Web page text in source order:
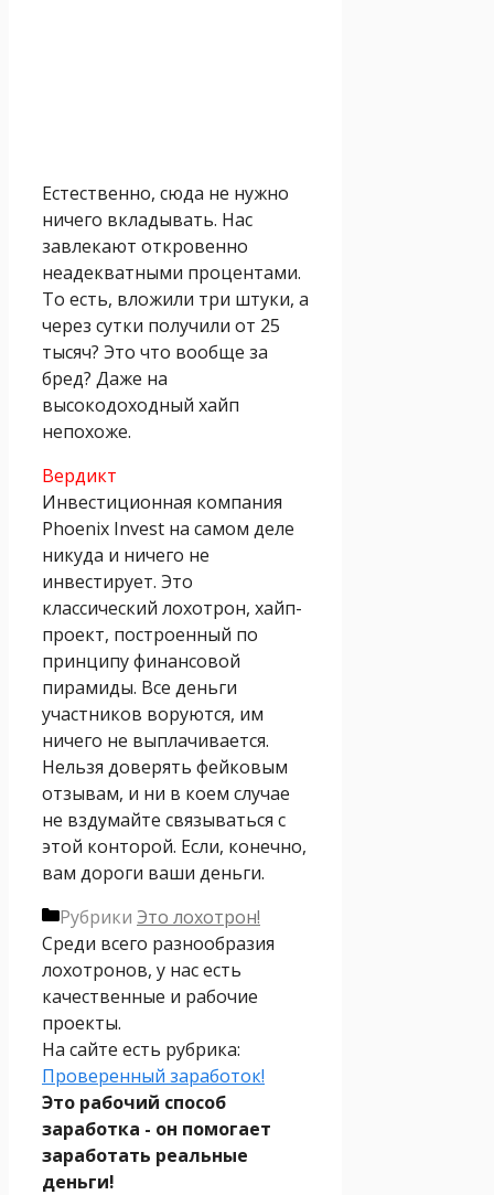
Естественно, сюда не нужно
ничего вкладывать. Нас
завлекают откровенно
неадекватными процентами.
То есть, вложили три штуки, а
через сутки получили от 25
тысяч? Это что вообще за
бред? Даже на
высокодоходный хайп
непохоже.
Вердикт
Инвестиционная компания
Phoenix Invest на самом деле
никуда и ничего не
инвестирует. Это
классический лохотрон, хайп-
проект, построенный по
принципу финансовой
пирамиды. Все деньги
участников воруются, им
ничего не выплачивается.
Нельзя доверять фейковым
отзывам, и ни в коем случае
не вздумайте связываться с
этой конторой. Если, конечно,
вам дороги ваши деньги.
Рубрики Это лохотрон!
Среди всего разнообразия
лохотронов, у нас есть
качественные и рабочие
проекты.
На сайте есть рубрика:
Проверенный заработок!
Это рабочий способ
заработка - он помогает
заработать реальные
деньги!